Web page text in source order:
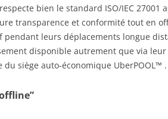
bien le standard ISO/IEC 27001
transparence et conformité tout en
leurs déplacements longue
disponible autrement que via
siège auto-économique UberPOOL™️ .